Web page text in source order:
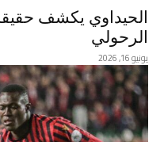
الحيداوي يكشف
الرحولي
يونيو 16, 2026